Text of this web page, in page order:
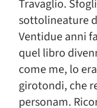
Travaglio.
sottolineature
Ventidue anni
quel libro
come me, lo
girotondi, che
personam.